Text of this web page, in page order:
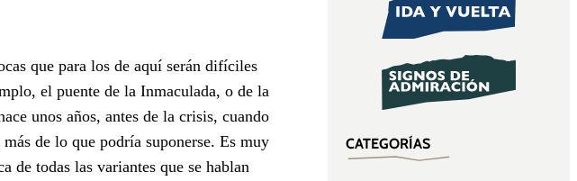
que para los de aquí serán difíciles
el puente de la Inmaculada, o de la
unos años, antes de la crisis, cuando
de lo que podría suponerse. Es muy
de todas las variantes que se hablan
CATEGORÍAS